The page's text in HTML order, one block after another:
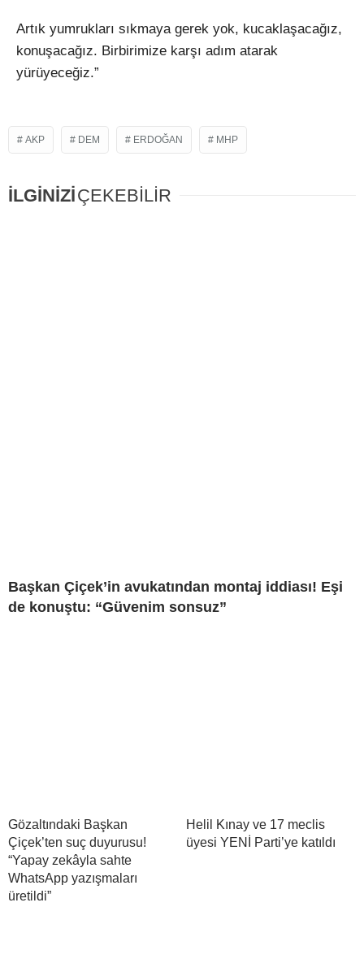
Artık yumrukları sıkmaya gerek yok, kucaklaşacağız,
konuşacağız. Birbirimize karşı adım atarak
yürüyeceğiz.”
AKP DEM ERDOĞAN MHP
İLGİNİZİÇEKEBİLİR
Başkan Çiçek’in avukatından montaj iddiası! Eşi
de konuştu: “Güvenim sonsuz”
Gözaltındaki Başkan
Çiçek’ten suç duyurusu!
“Yapay zekâyla sahte
WhatsApp yazışmaları
üretildi”
Helil Kınay ve 17 meclis
üyesi YENİ Parti’ye katıldı